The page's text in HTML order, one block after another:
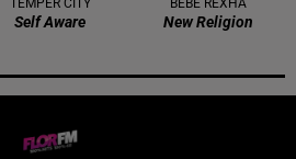
TEMPER CITY
Self Aware
BEBE REXHA
New Religion